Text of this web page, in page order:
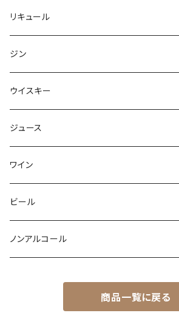
リキュール
ジン
ウイスキー
ジュース
ワイン
ビール
ノンアルコール
商品一覧に戻る